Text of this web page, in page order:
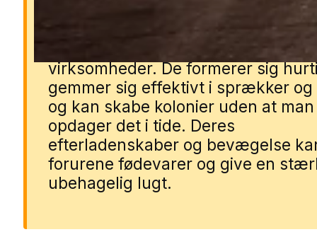
sygdomsfremkaldende bakterier
allergener, som gør dem
sundhedsskadelige i hjem og
virksomheder. De formerer sig
gemmer sig effektivt i sprækker og
og kan skabe kolonier uden at man
opdager det i tide. Deres
efterladenskaber og bevægelse
forurene fødevarer og give en
ubehagelig lugt.